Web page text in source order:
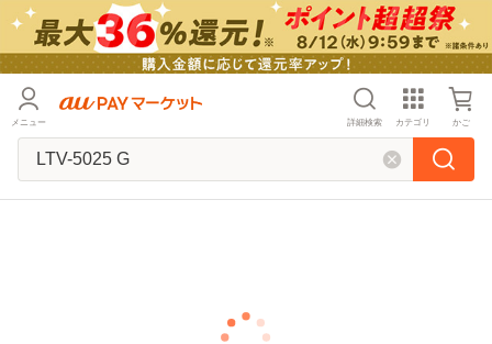
メニュー 詳細検索 カテゴリ かご